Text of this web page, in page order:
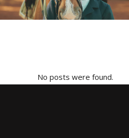
No posts were found.